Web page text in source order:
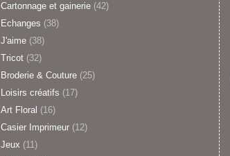
Cartonnage et gainerie (42)
Echanges (38)
J'aime (38)
Tricot (32)
Broderie & Couture (25)
Loisirs créatifs (17)
Art Floral (16)
Casier Imprimeur (12)
Jeux (11)